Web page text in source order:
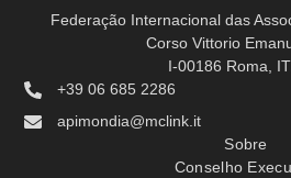
Federação Internacional das
Corso Vittorio
I-00186 Roma,
+39 06 685 2286
apimondia@mclink.it
Sobre
Conselho